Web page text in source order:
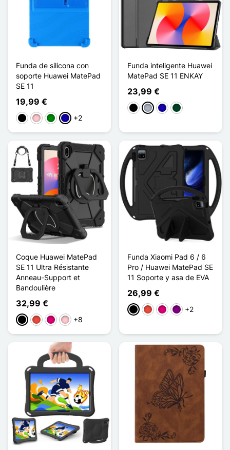
Funda de silicona con
soporte Huawei MatePad
SE 11
19,99 €
NegroRosaVerdeAzul oscuro
+2
Funda inteligente Huawei
MatePad SE 11 ENKAY
23,99 €
Negro
Gris Azul oscuro
Vert Noirâtre
Coque Huawei MatePad
SE 11 Ultra Résistante
Anneau-Support et
Bandoulière
32,99 €
NegroRojoMagenta
Rosa+8
Funda Xiaomi Pad 6 / 6
Pro / Huawei MatePad SE
11 Soporte y asa de EVA
26,99 €
NegroRojoMagenta
Púrpura
+2